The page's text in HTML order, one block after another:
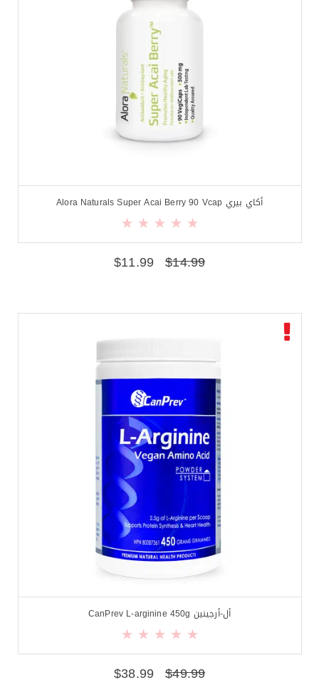
أكاي بيري Alora Naturals Super Acai Berry 90 Vcap
$14.99
$11.99
أل-أرجينين CanPrev L-arginine 450g
$49.99
$38.99